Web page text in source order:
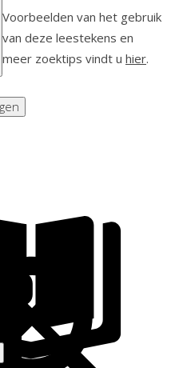
Voorbeelden van het gebruik
van deze leestekens en
meer zoektips vindt u hier.